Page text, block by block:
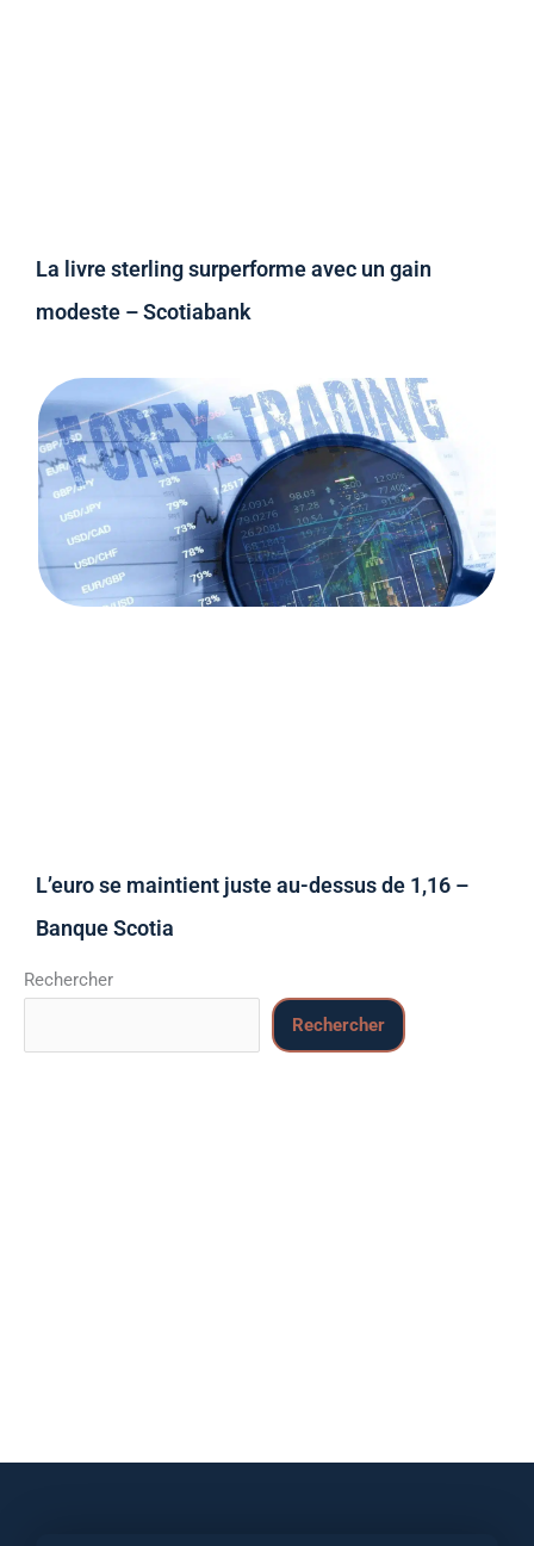
La livre sterling surperforme avec un gain
modeste – Scotiabank
L’euro se maintient juste au-dessus de 1,16 –
Banque Scotia
Rechercher
Rechercher